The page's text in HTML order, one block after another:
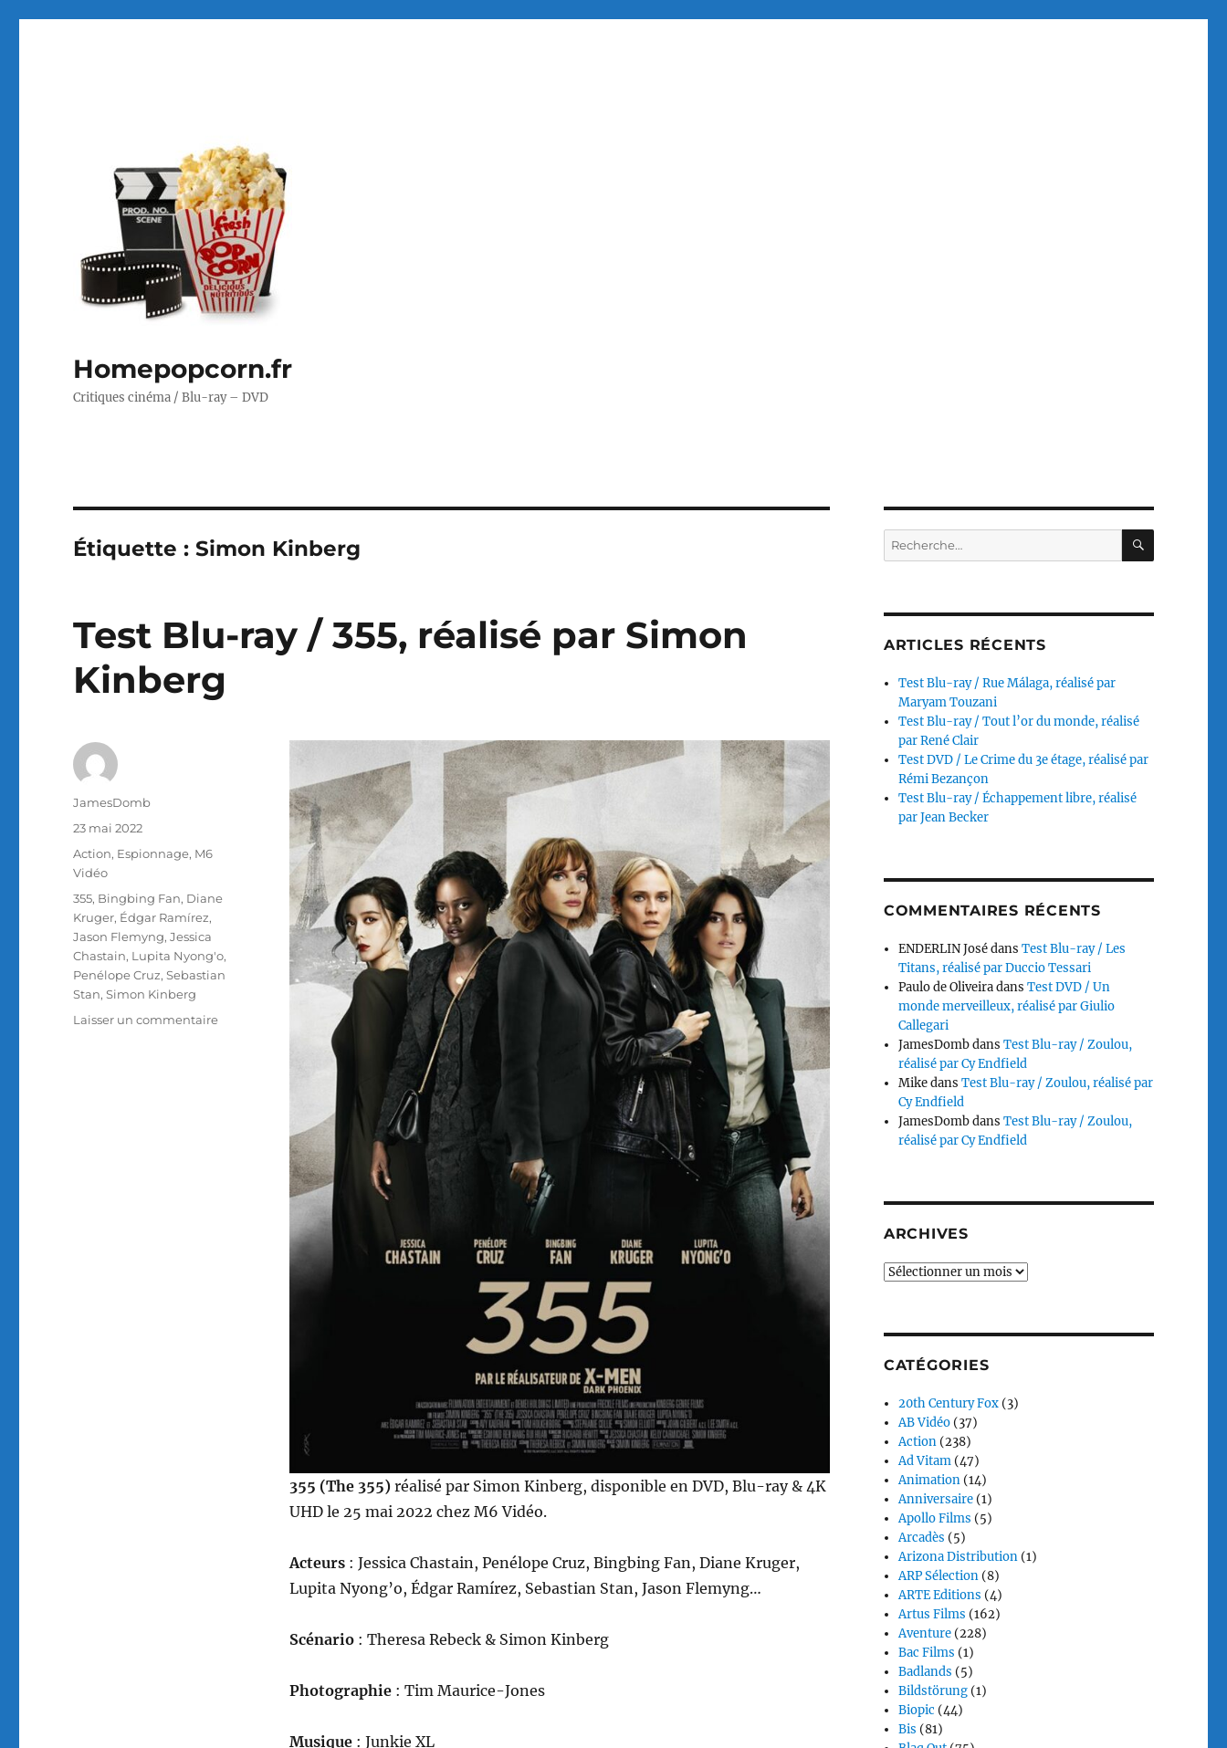
Homepopcorn.fr
Critiques cinéma / Blu-ray – DVD
Étiquette :Simon Kinberg
Test Blu-ray / 355, réalisé par Simon
Kinberg
355 (The 355) réalisé par Simon Kinberg, disponible en DVD, Blu-ray & 4K
UHD le 25 mai 2022 chez M6 Vidéo.
Acteurs: Jessica Chastain, Penélope Cruz, Bingbing Fan, Diane Kruger,
Lupita Nyong’o, Édgar Ramírez, Sebastian Stan, Jason Flemyng…
Scénario: Theresa Rebeck & Simon Kinberg
Photographie: Tim Maurice-Jones
Musique : Junkie XL
Auteur
JamesDomb
Publié
23 mai 2022
Catégories
Action, Espionnage, M6
Vidéo
Étiquettes
355, Bingbing Fan, Diane
Kruger, Édgar Ramírez,
Jason Flemyng,Jessica
Chastain, Lupita Nyong'o,
Penélope Cruz,Sebastian
Stan,Simon Kinberg
Laisser un commentairesur
Recherche
pour :
ARTICLES RÉCENTS
Test Blu-ray / Rue Málaga, réalisé par
Maryam Touzani
Test Blu-ray / Tout l’or du monde, réalisé
par René Clair
Test DVD / Le Crime du 3e étage, réalisé par
Rémi Bezançon
Test Blu-ray / Échappement libre, réalisé
par Jean Becker
COMMENTAIRES RÉCENTS
ENDERLIN JosédansTest Blu-ray / Les
Titans, réalisé par Duccio Tessari
Paulo de OliveiradansTest DVD / Un
monde merveilleux, réalisé par Giulio
Callegari
JamesDombdansTest Blu-ray / Zoulou,
réalisé par Cy Endfield
MikedansTest Blu-ray / Zoulou, réalisé par
Cy Endfield
JamesDombdansTest Blu-ray / Zoulou,
réalisé par Cy Endfield
ARCHIVES
Archives
CATÉGORIES
20th Century Fox (3)
AB Vidéo (37)
Action (238)
Ad Vitam (47)
Animation (14)
Anniversaire (1)
Apollo Films (5)
Arcadès (5)
Arizona Distribution (1)
ARP Sélection (8)
ARTE Editions (4)
Artus Films (162)
Aventure (228)
Bac Films (1)
Badlands (5)
Bildstörung (1)
Biopic (44)
Bis (81)